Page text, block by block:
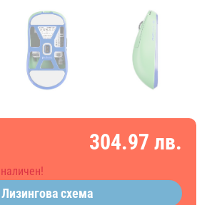
304.97 лв.
Лизингова схема